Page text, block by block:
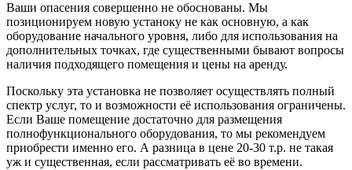
Ваши опасения совершенно не обоснованы. Мы
позиционируем новую устаноку не как основную, а как
оборудование начального уровня, либо для использования на
дополнительных точках, где существенными бывают вопросы
наличия подходящего помещения и цены на аренду.
Поскольку эта установка не позволяет осуществлять полный
спектр услуг, то и возможности её использования ограничены.
Если Ваше помещение достаточно для размещения
полнофункционального оборудования, то мы рекомендуем
приобрести именно его. А разница в цене 20-30 т.р. не такая
уж и существенная, если рассматривать её во времени.